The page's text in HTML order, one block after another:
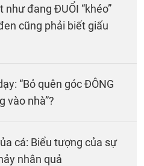
đang ĐUỔI “khéo”
cũng phải biết giấu
“Bỏ quên góc ĐÔNG
vào nhà”?
cá: Biểu tượng của sự
nhân quả